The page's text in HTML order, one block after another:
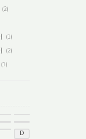
(2)
(1)
(2)
(1)
D